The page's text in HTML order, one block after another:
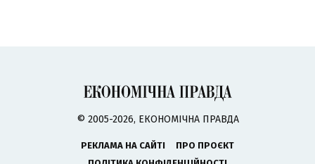
© 2005-2026, ЕКОНОМІЧНА ПРАВДА
РЕКЛАМА НА САЙТІ
ПРО ПРОЄКТ